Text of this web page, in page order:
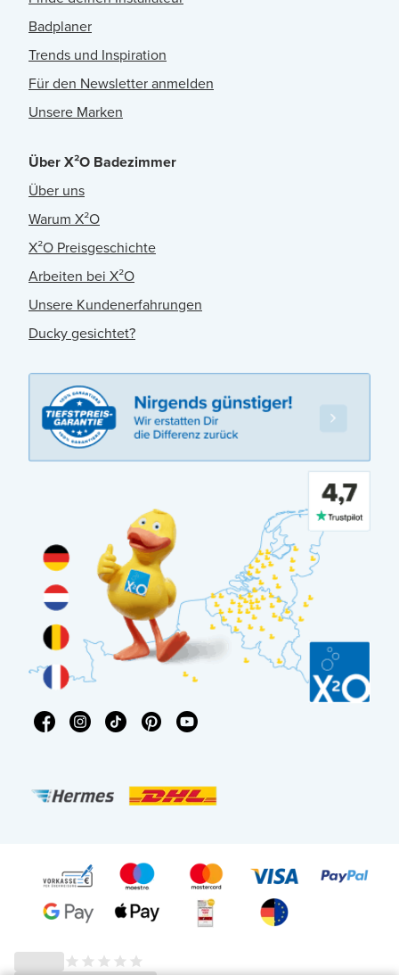
Badplaner
Trends und Inspiration
Für den Newsletter anmelden
Unsere Marken
Über X²O Badezimmer
Über uns
Warum X²O
X²O Preisgeschichte
Arbeiten bei X²O
Unsere Kundenerfahrungen
Ducky gesichtet?